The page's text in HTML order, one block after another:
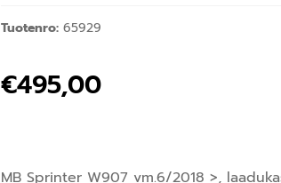
Tuotenro: 65929
€495,00
MB Sprinter W907 vm.6/2018 >,